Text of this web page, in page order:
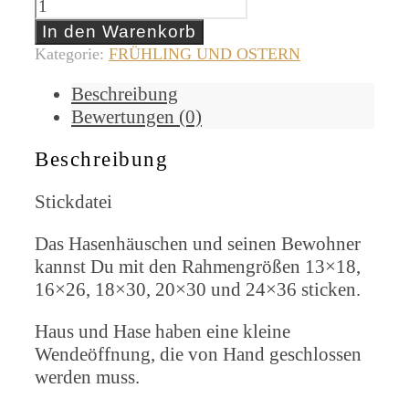
In den Warenkorb
Kategorie: FRÜHLING UND OSTERN
Beschreibung
Bewertungen (0)
Beschreibung
Stickdatei
Das Hasenhäuschen und seinen Bewohner
kannst Du mit den Rahmengrößen 13×18,
16×26, 18×30, 20×30 und 24×36 sticken.
Haus und Hase haben eine kleine
Wendeöffnung, die von Hand geschlossen
werden muss.